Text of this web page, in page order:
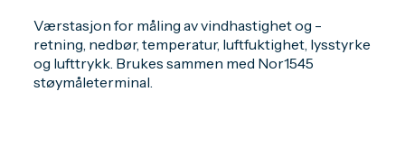
Værstasjon for måling av vindhastighet og -
retning, nedbør, temperatur, luftfuktighet, lysstyrke
og lufttrykk. Brukes sammen med Nor1545
støymåleterminal.